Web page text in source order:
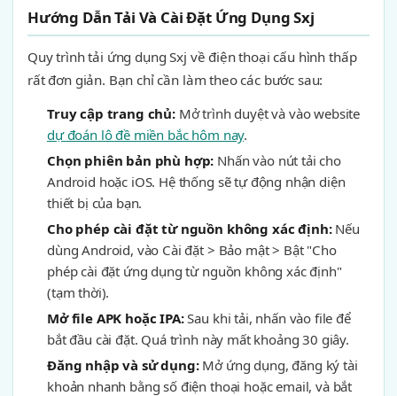
Hướng Dẫn Tải Và Cài Đặt Ứng Dụng Sxj
Quy trình tải ứng dụng Sxj về điện thoại cấu hình thấp
rất đơn giản. Bạn chỉ cần làm theo các bước sau:
Truy cập trang chủ:Mở trình duyệt và vào website
dự đoán lô đề miền bắc hôm nay.
Chọn phiên bản phù hợp: Nhấn vào nút tải cho
Android hoặc iOS. Hệ thống sẽ tự động nhận diện
thiết bị của bạn.
Cho phép cài đặt từ nguồn không xác định:Nếu
dùng Android, vào Cài đặt > Bảo mật > Bật "Cho
phép cài đặt ứng dụng từ nguồn không xác định"
(tạm thời).
Mở file APK hoặc IPA:Sau khi tải, nhấn vào file để
bắt đầu cài đặt. Quá trình này mất khoảng 30 giây.
Đăng nhập và sử dụng:Mở ứng dụng, đăng ký tài
khoản nhanh bằng số điện thoại hoặc email, và bắt